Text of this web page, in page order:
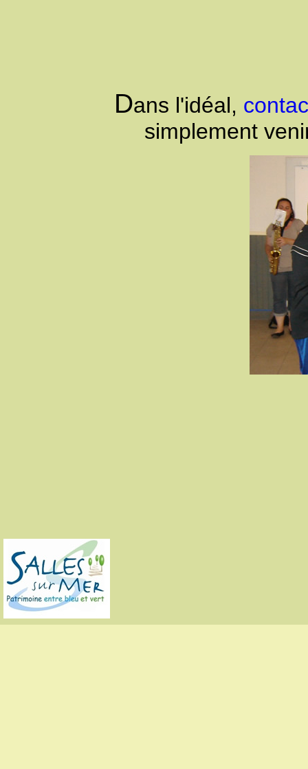
Dans l'idéal,
simplement